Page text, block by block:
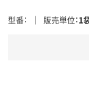
型番 販売単位 1